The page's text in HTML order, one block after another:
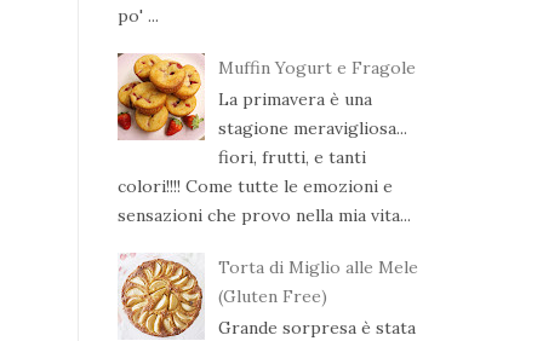
po' ...
Muffin Yogurt e Fragole
La primavera è una
stagione meravigliosa...
fiori, frutti, e tanti
colori!!!! Come tutte le emozioni e
sensazioni che provo nella mia vita...
Torta di Miglio alle Mele
(Gluten Free)
Grande sorpresa è stata